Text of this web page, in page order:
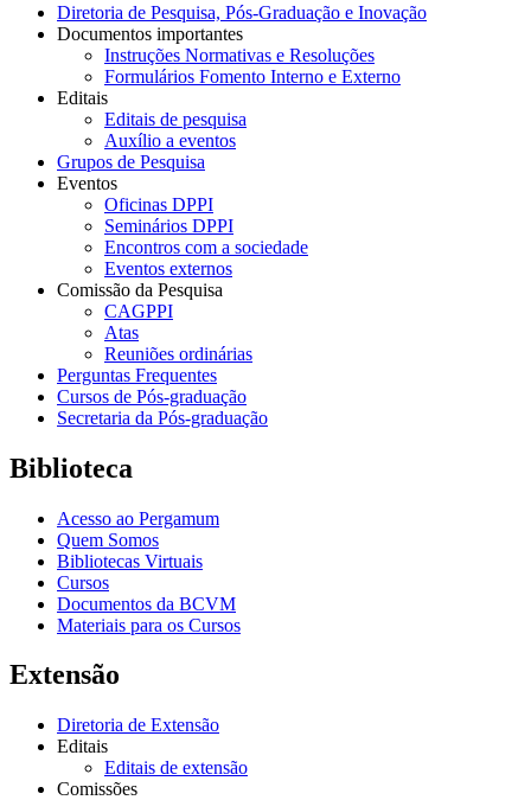
Diretoria de Pesquisa, Pós-Graduação e Inovação
Documentos importantes
Instruções Normativas e Resoluções
Formulários Fomento Interno e Externo
Editais
Editais de pesquisa
Auxílio a eventos
Grupos de Pesquisa
Eventos
Oficinas DPPI
Seminários DPPI
Encontros com a sociedade
Eventos externos
Comissão da Pesquisa
CAGPPI
Atas
Reuniões ordinárias
Perguntas Frequentes
Cursos de Pós-graduação
Secretaria da Pós-graduação
Biblioteca
Acesso ao Pergamum
Quem Somos
Bibliotecas Virtuais
Cursos
Documentos da BCVM
Materiais para os Cursos
Extensão
Diretoria de Extensão
Editais
Editais de extensão
Comissões